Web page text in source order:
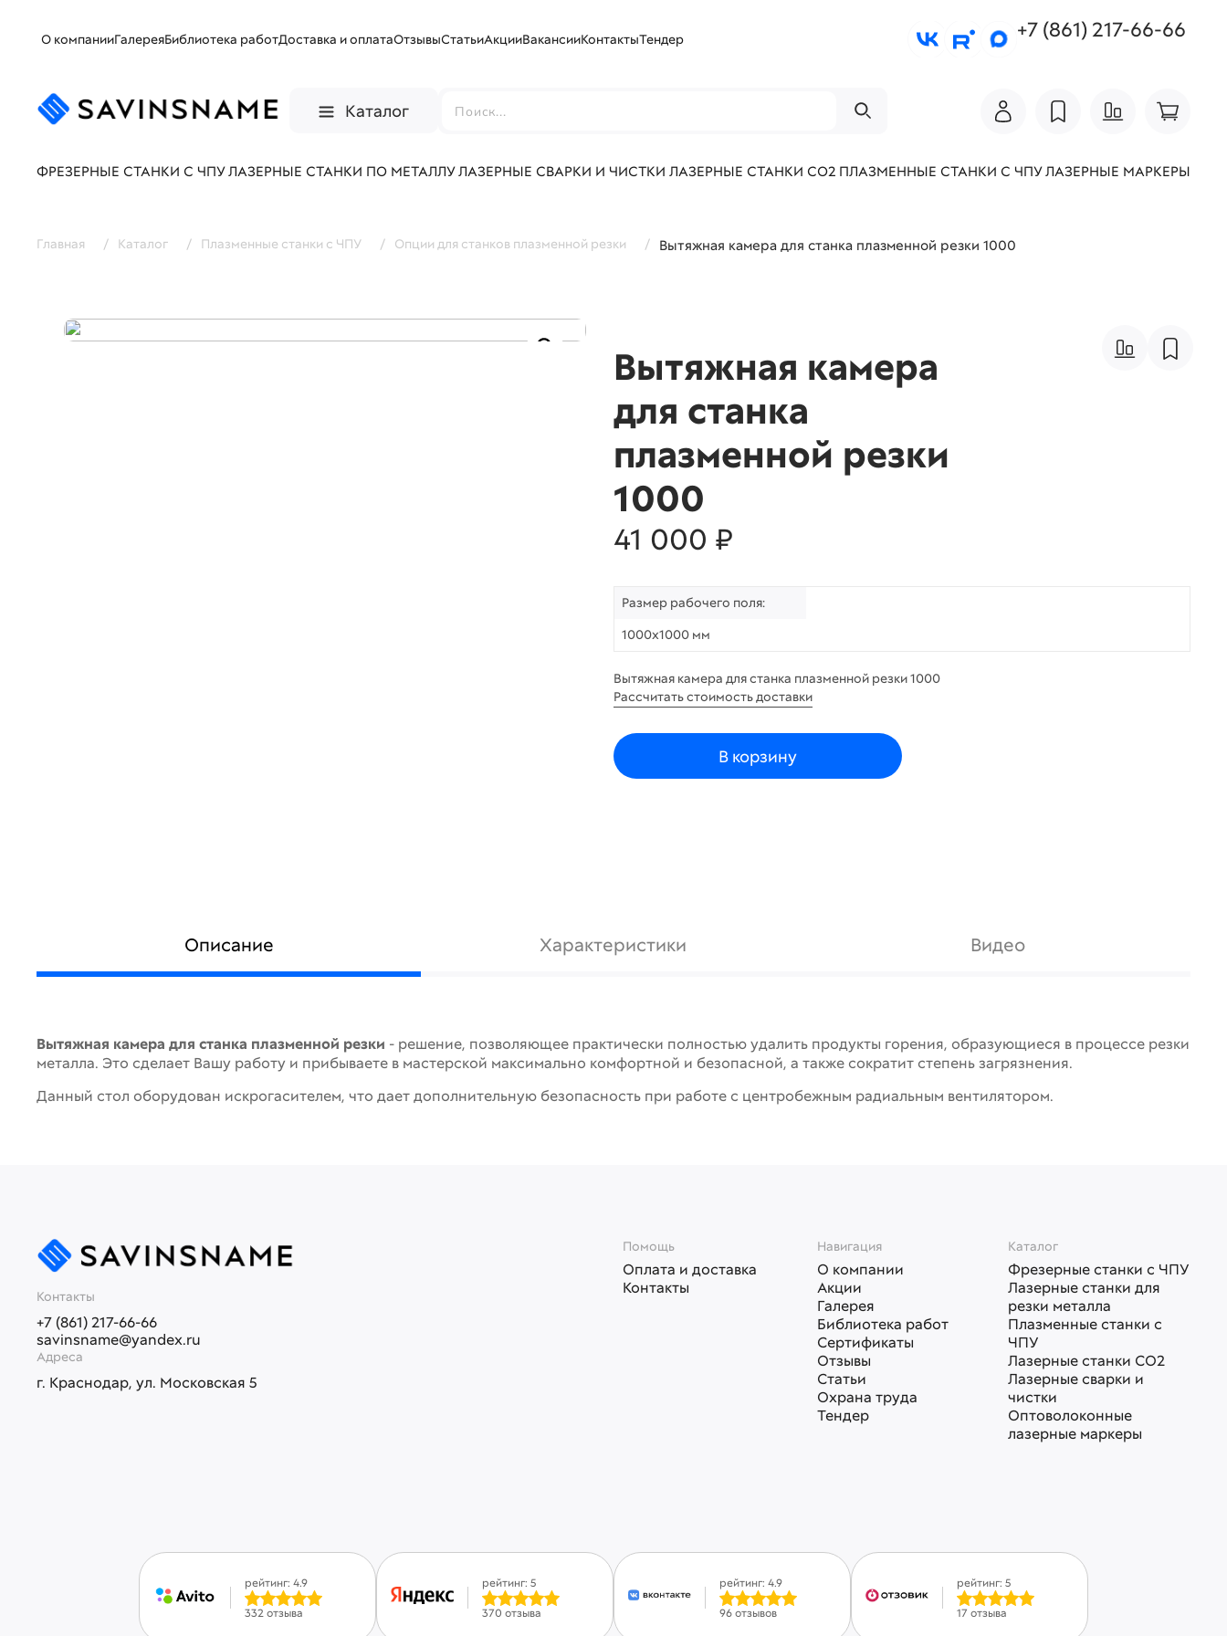
О компанииГалереяБиблиотека работДоставка и оплатаОтзывыСтатьиАкцииВакансииКонтактыТендер +7 (861) 217-66-66
Каталог
ФРЕЗЕРНЫЕ СТАНКИ С ЧПУЛАЗЕРНЫЕ СТАНКИ ПО МЕТАЛЛУЛАЗЕРНЫЕ СВАРКИ И ЧИСТКИ ЛАЗЕРНЫЕ СТАНКИ СО2 ПЛАЗМЕННЫЕ СТАНКИ С ЧПУЛАЗЕРНЫЕ МАРКЕРЫ
Главная / Каталог / Плазменные станки с ЧПУ / Опции для станков плазменной резки / Вытяжная камера для станка плазменной резки 1000
Вытяжная камера
для станка
плазменной резки
1000
41 000 ₽
Размер рабочего поля:
1000х1000 мм
Вытяжная камера для станка плазменной резки 1000
Рассчитать стоимость доставки
В корзину
Описание Характеристики Видео
Вытяжная камера для станка плазменной резки - решение, позволяющее практически полностью удалить продукты горения, образующиеся в процессе резки
металла. Это сделает Вашу работу и прибываете в мастерской максимально комфортной и безопасной, а также сократит степень загрязнения.
Данный стол оборудован искрогасителем, что дает дополнительную безопасность при работе с центробежным радиальным вентилятором.
Контакты
+7 (861) 217-66-66
savinsname@yandex.ru
Адреса
г. Краснодар, ул. Московская 5
Помощь
Оплата и доставка
Контакты
Навигация
О компании
Акции
Галерея
Библиотека работ
Сертификаты
Отзывы
Статьи
Охрана труда
Тендер
Каталог
Фрезерные станки с ЧПУ
Лазерные станки для
резки металла
Плазменные станки с
ЧПУ
Лазерные станки СО2
Лазерные сварки и
чистки
Оптоволоконные
лазерные маркеры
рейтинг: 4.9
332 отзыва
рейтинг: 5
370 отзыва
рейтинг: 4.9
96 отзывов
рейтинг: 5
17 отзыва